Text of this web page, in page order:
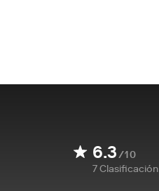
6.3/10
7Clasificación